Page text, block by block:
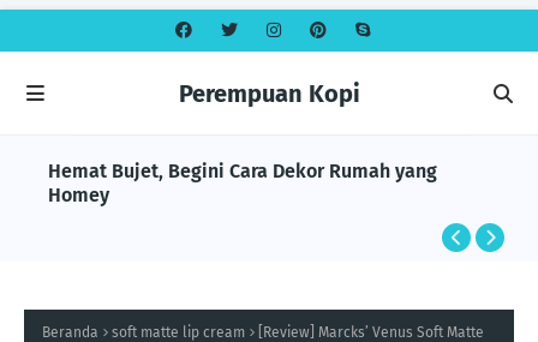
Perempuan Kopi
Hemat Bujet, Begini Cara Dekor Rumah yang
Homey
Beranda soft matte lip cream
[Review] Marcks’ Venus Soft Matte